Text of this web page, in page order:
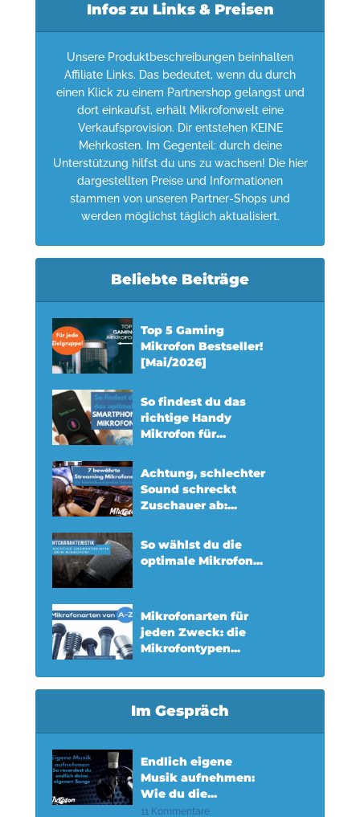
Infos zu Links & Preisen
Unsere Produktbeschreibungen beinhalten
Affiliate Links. Das bedeutet, wenn du durch
einen Klick zu einem Partnershop gelangst und
dort einkaufst, erhält Mikrofonwelt eine
Verkaufsprovision. Dir entstehen KEINE
Mehrkosten. Im Gegenteil: durch deine
Unterstützung hilfst du uns zu wachsen! Die hier
dargestellten Preise und Informationen
stammen von unseren Partner-Shops und
werden möglichst täglich aktualisiert.
Beliebte Beiträge
Top 5 Gaming
Mikrofon Bestseller!
[Mai/2026]
So findest du das
richtige Handy
Mikrofon für...
Achtung, schlechter
Sound schreckt
Zuschauer ab:...
So wählst du die
optimale Mikrofon...
Mikrofonarten für
jeden Zweck: die
Mikrofontypen...
Im Gespräch
Endlich eigene
Musik aufnehmen:
Wie du die...
11 Kommentare